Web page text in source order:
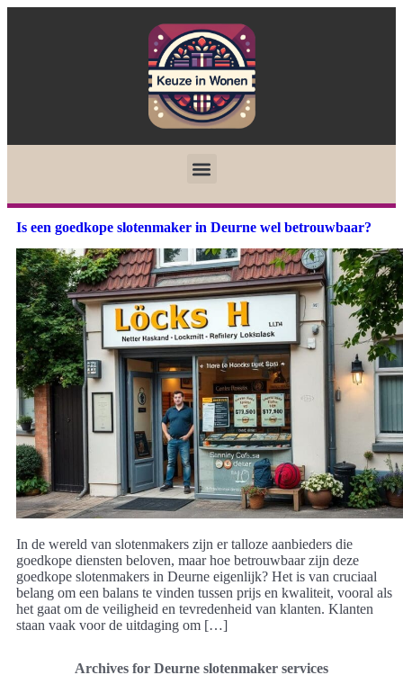
Is een goedkope slotenmaker in Deurne wel betrouwbaar?
In de wereld van slotenmakers zijn er talloze aanbieders die
goedkope diensten beloven, maar hoe betrouwbaar zijn deze
goedkope slotenmakers in Deurne eigenlijk? Het is van cruciaal
belang om een balans te vinden tussen prijs en kwaliteit, vooral als
het gaat om de veiligheid en tevredenheid van klanten. Klanten
staan vaak voor de uitdaging om […]
Archives for Deurne slotenmaker services